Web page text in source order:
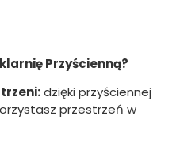
Przyścienną?
dzięki przyściennej
przestrzeń w